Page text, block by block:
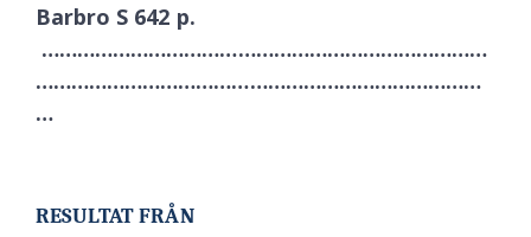
Barbro S 642 p.
…………………………………………………………………
…………………………………………………………………
…
RESULTAT FRÅN